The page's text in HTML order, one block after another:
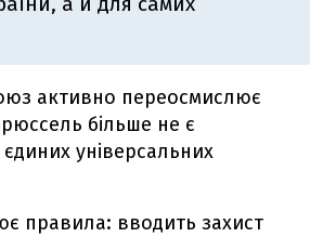
активно переосмислює
більше не є
універсальних
правила: вводить захист